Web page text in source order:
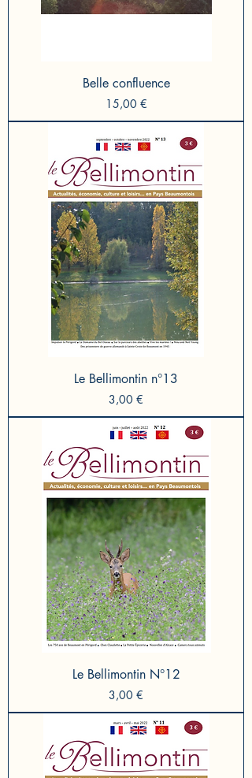
Belle confluence
Prix
15,00 €
Le Bellimontin n°13
Prix
3,00 €
Le Bellimontin N°12
Prix
3,00 €